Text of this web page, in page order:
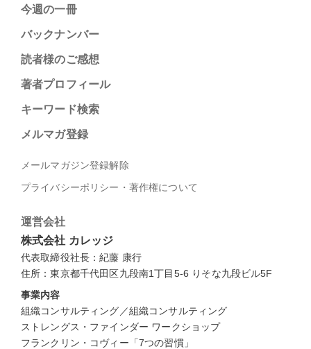
今週の一冊
バックナンバー
読者様のご感想
著者プロフィール
キーワード検索
メルマガ登録
メールマガジン登録解除
プライバシーポリシー・著作権について
運営会社
株式会社 カレッジ
代表取締役社長：紀藤 康行
住所：東京都千代田区九段南1丁目5-6 りそな九段ビル5F
事業内容
組織コンサルティング／組織コンサルティング
ストレングス・ファインダー ワークショップ
フランクリン・コヴィー「7つの習慣」